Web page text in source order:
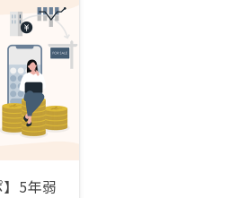
】5年弱